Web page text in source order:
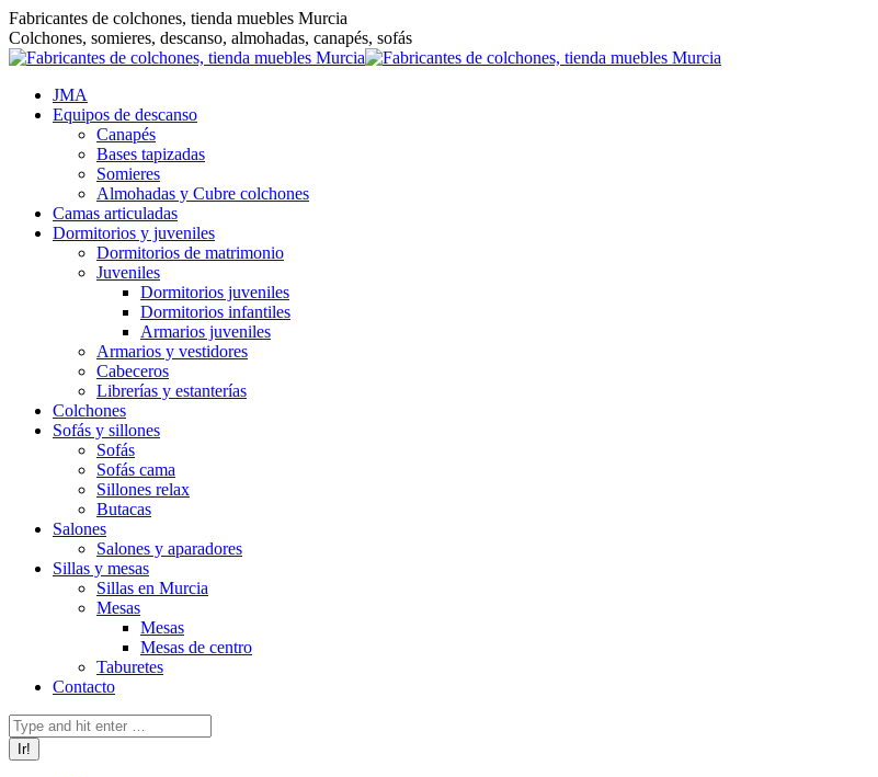
Saltar
al
contenido
Fabricantes de colchones, tienda muebles Murcia
Colchones, somieres, descanso, almohadas, canapés, sofás
JMA
Equipos de descanso
Canapés
Bases tapizadas
Somieres
Almohadas y Cubre colchones
Camas articuladas
Dormitorios y juveniles
Dormitorios de matrimonio
Juveniles
Dormitorios juveniles
Dormitorios infantiles
Armarios juveniles
Armarios y vestidores
Cabeceros
Librerías y estanterías
Colchones
Sofás y sillones
Sofás
Sofás cama
Sillones relax
Butacas
Salones
Salones y aparadores
Sillas y mesas
Sillas en Murcia
Mesas
Mesas
Mesas de centro
Taburetes
Contacto
Buscar: